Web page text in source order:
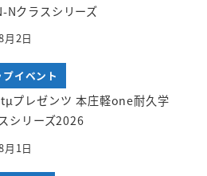
Nクラスシリーズ
月2日
イベント
プレゼンツ 本庄軽one耐久学
シリーズ2026
月1日